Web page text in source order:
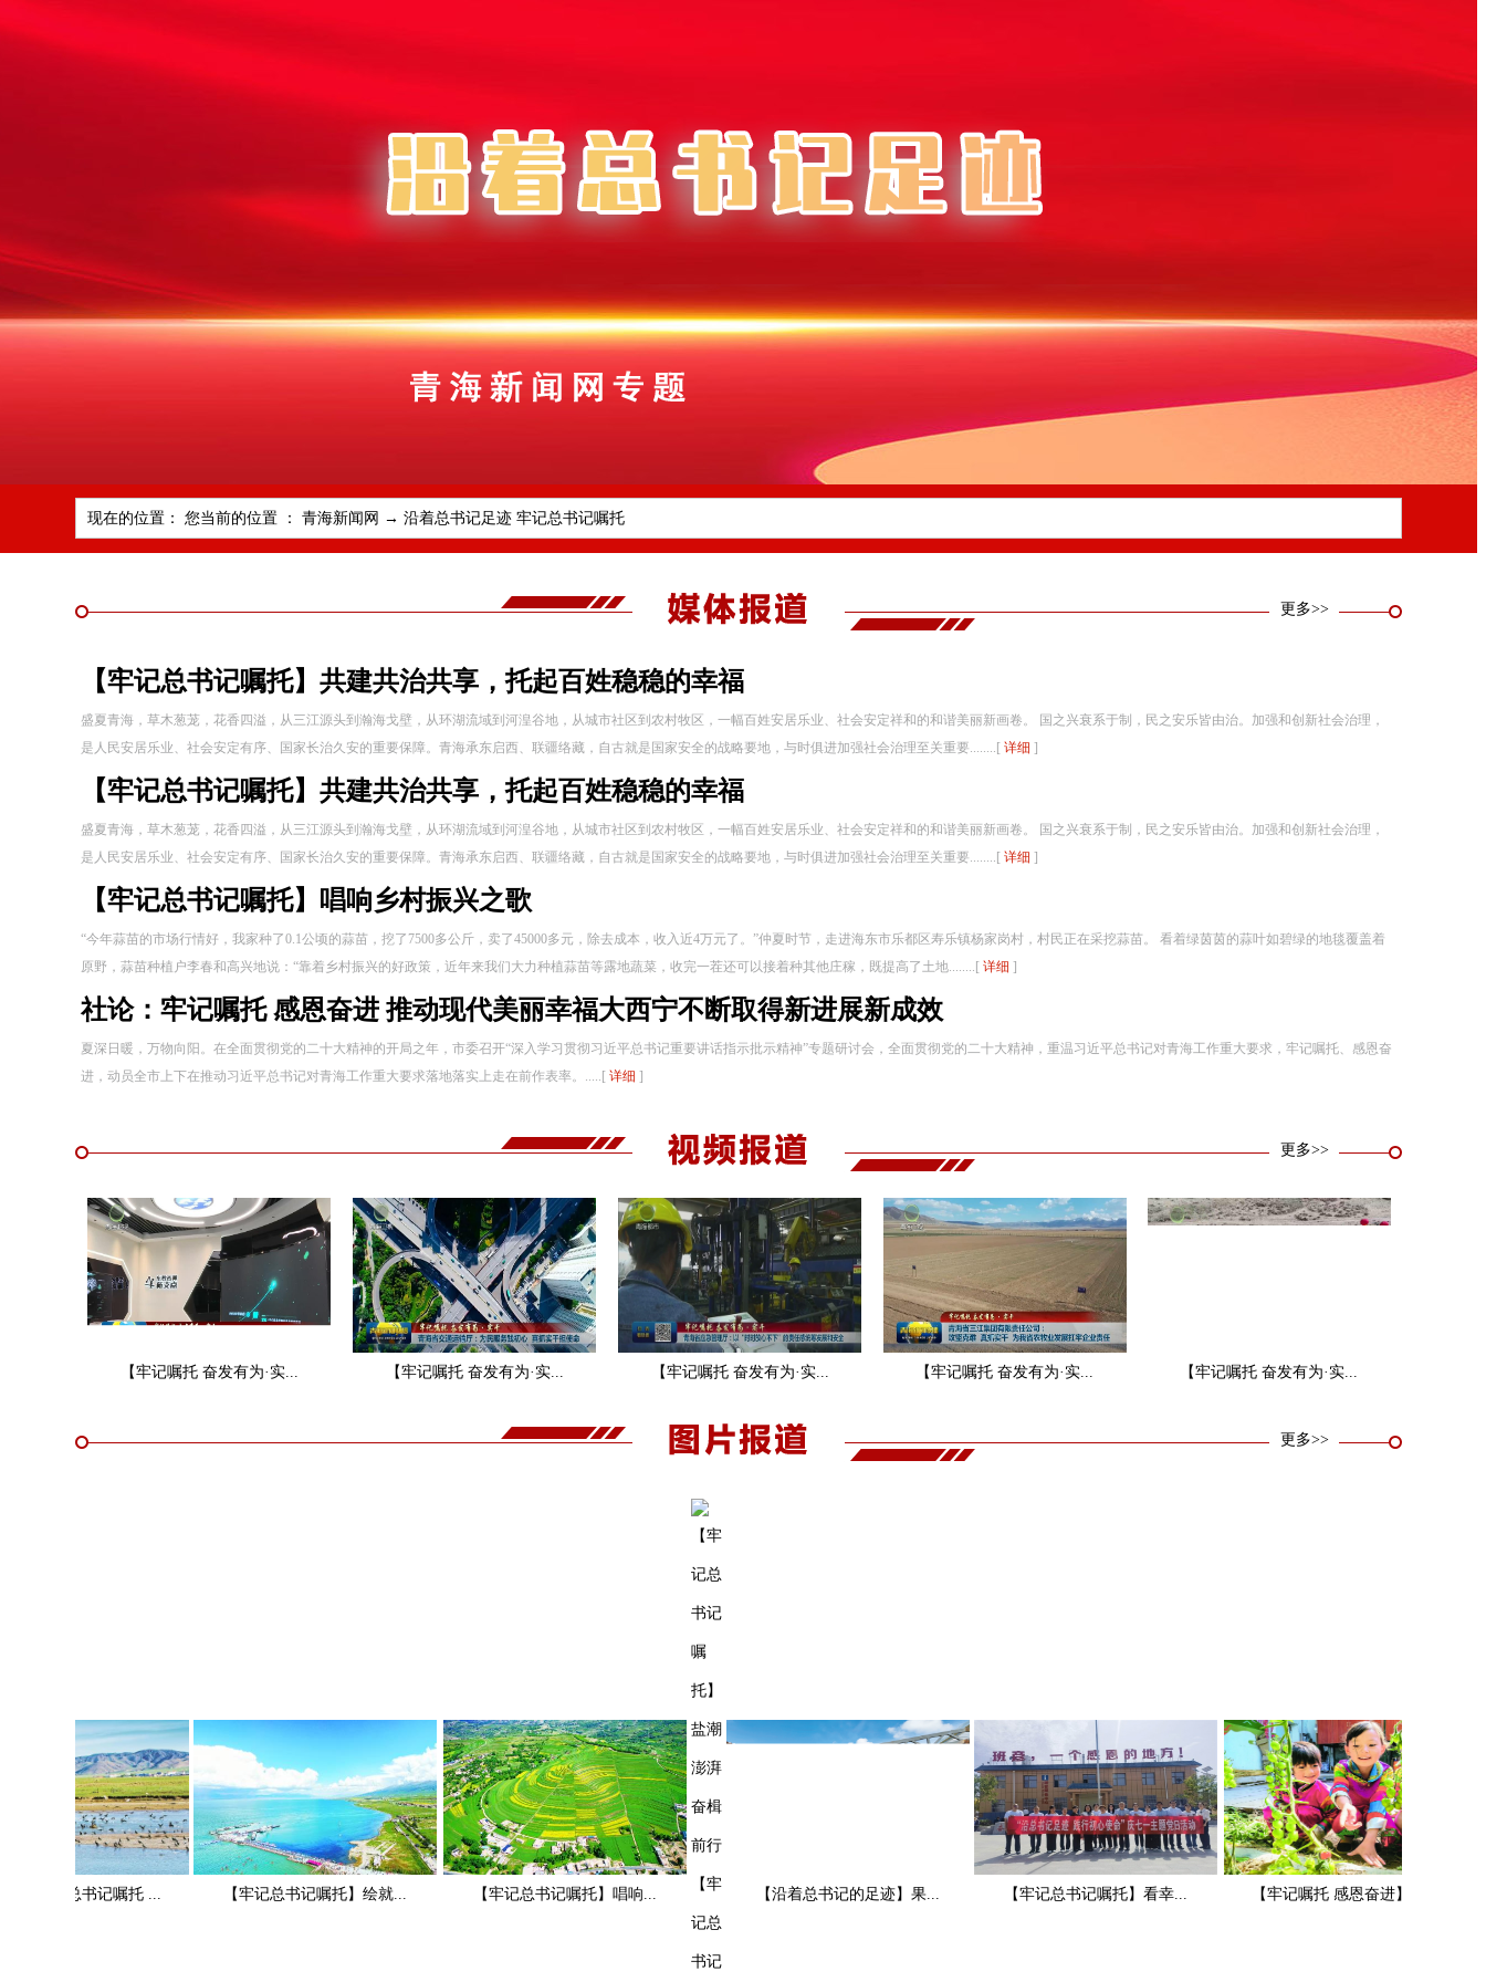
现在的位置： 您当前的位置 ： 青海新闻网 → 沿着总书记足迹 牢记总书记嘱托
更多>>
【牢记总书记嘱托】共建共治共享，托起百姓稳稳的幸福
盛夏青海，草木葱茏，花香四溢，从三江源头到瀚海戈壁，从环湖流域到河湟谷地，从城市社区到农村牧区，一幅百姓安居乐业、社会安定祥和的和谐美丽新画卷。 国之兴衰系于制，民之安乐皆由治。加强和创新社会治理，
是人民安居乐业、社会安定有序、国家长治久安的重要保障。青海承东启西、联疆络藏，自古就是国家安全的战略要地，与时俱进加强社会治理至关重要........[ 详细 ]
【牢记总书记嘱托】共建共治共享，托起百姓稳稳的幸福
盛夏青海，草木葱茏，花香四溢，从三江源头到瀚海戈壁，从环湖流域到河湟谷地，从城市社区到农村牧区，一幅百姓安居乐业、社会安定祥和的和谐美丽新画卷。 国之兴衰系于制，民之安乐皆由治。加强和创新社会治理，
是人民安居乐业、社会安定有序、国家长治久安的重要保障。青海承东启西、联疆络藏，自古就是国家安全的战略要地，与时俱进加强社会治理至关重要........[ 详细 ]
【牢记总书记嘱托】唱响乡村振兴之歌
“今年蒜苗的市场行情好，我家种了0.1公顷的蒜苗，挖了7500多公斤，卖了45000多元，除去成本，收入近4万元了。”仲夏时节，走进海东市乐都区寿乐镇杨家岗村，村民正在采挖蒜苗。 看着绿茵茵的蒜叶如碧绿的地毯覆盖着
原野，蒜苗种植户李春和高兴地说：“靠着乡村振兴的好政策，近年来我们大力种植蒜苗等露地蔬菜，收完一茬还可以接着种其他庄稼，既提高了土地........[ 详细 ]
社论：牢记嘱托 感恩奋进 推动现代美丽幸福大西宁不断取得新进展新成效
夏深日暖，万物向阳。在全面贯彻党的二十大精神的开局之年，市委召开“深入学习贯彻习近平总书记重要讲话指示批示精神”专题研讨会，全面贯彻党的二十大精神，重温习近平总书记对青海工作重大要求，牢记嘱托、感恩奋
进，动员全市上下在推动习近平总书记对青海工作重大要求落地落实上走在前作表率。.....[ 详细 ]
更多>>
【牢记嘱托 奋发有为·实... 【牢记嘱托 奋发有为·实... 【牢记嘱托 奋发有为·实... 【牢记嘱托 奋发有为·实... 【牢记嘱托 奋发有为·实...
更多>>
近平总书记嘱托 ... 【牢记总书记嘱托】绘就... 【牢记总书记嘱托】唱响...
记总
书记
【沿着总书记的足迹】果... 【牢记总书记嘱托】看幸... 【牢记嘱托 感恩奋进】产...